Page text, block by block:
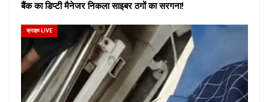
बैंक का डिप्टी मैनेजर निकला साइबर ठगों का सरगना!
क्राइम LIVE